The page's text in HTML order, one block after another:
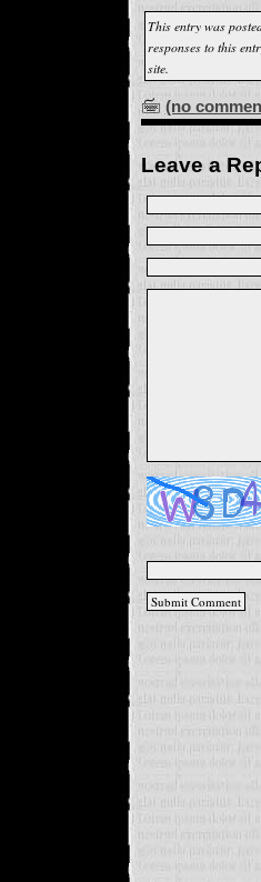
This entry was
responses to this
site.
(no
Leave a